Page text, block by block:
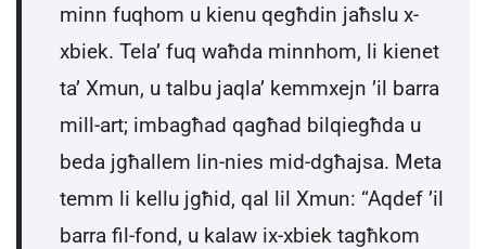
minn fuqhom u kienu qegħdin jaħslu x-
xbiek. Tela’ fuq waħda minnhom, li kienet
ta’ Xmun, u talbu jaqla’ kemmxejn ’il barra
mill-art; imbagħad qagħad bilqiegħda u
beda jgħallem lin-nies mid-dgħajsa. Meta
temm li kellu jgħid, qal lil Xmun: “Aqdef ’il
barra fil-fond, u kalaw ix-xbiek tagħkom